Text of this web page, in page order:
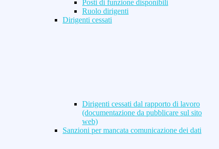
Posti di funzione disponibili
Ruolo dirigenti
Dirigenti cessati
Dirigenti cessati dal rapporto di lavoro
(documentazione da pubblicare sul sito
web)
Sanzioni per mancata comunicazione dei dati